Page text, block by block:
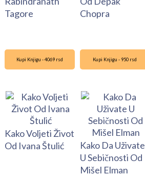
Tagore
Chopra
Kupi Knjigu - 4069 rsd
Kako Voljeti Život
Od Ivana Štulić
Kupi Knjigu - 950 rsd
Kako Da Uživate
U Sebičnosti Od
Mišel Elman